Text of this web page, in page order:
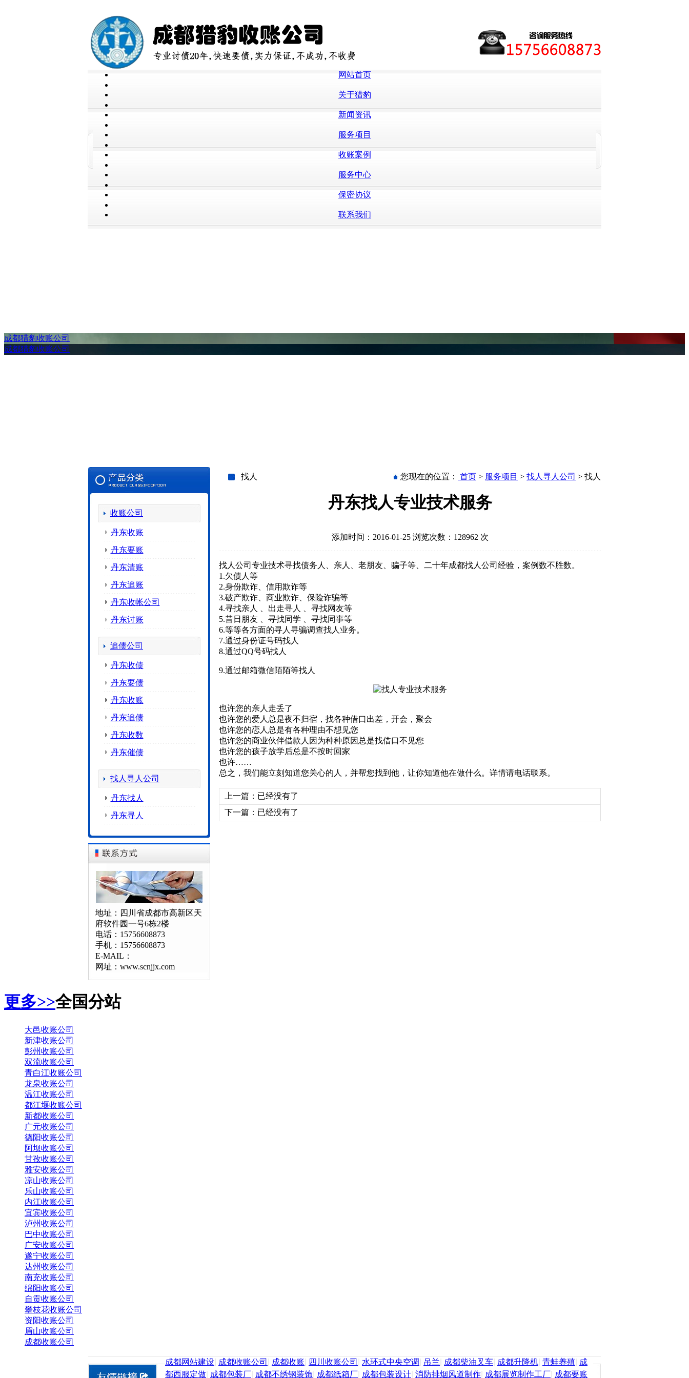
网站首页
关于猎豹
新闻资讯
服务项目
收账案例
服务中心
保密协议
联系我们
成都猎豹收账公司
成都猎豹收账公司
收账公司
丹东收账
丹东要账
丹东清账
丹东追账
丹东收帐公司
丹东讨账
追债公司
丹东收债
丹东要债
丹东收账
丹东追债
丹东收数
丹东催债
找人寻人公司
丹东找人
丹东寻人
地址：四川省成都市高新区天
府软件园一号6栋2楼
电话：15756608873
手机：15756608873
E-MAIL：
网址：www.scnjjx.com
找人 您现在的位置： 首页 > 服务项目 > 找人寻人公司 > 找人
丹东找人专业技术服务
添加时间：2016-01-25 浏览次数：128962 次
找人公司专业技术寻找债务人、亲人、老朋友、骗子等、二十年成都找人公司经验，案例数不胜数。
1.欠债人等
2.身份欺诈、信用欺诈等
3.破产欺诈、商业欺诈、保险诈骗等
4.寻找亲人 、出走寻人 、寻找网友等
5.昔日朋友 、寻找同学 、寻找同事等
6.等等各方面的寻人寻骗调查找人业务。
7.通过身份证号码找人
8.通过QQ号码找人
9.通过邮箱微信陌陌等找人
也许您的亲人走丢了
也许您的爱人总是夜不归宿，找各种借口出差，开会，聚会
也许您的恋人总是有各种理由不想见您
也许您的商业伙伴借款人因为种种原因总是找借口不见您
也许您的孩子放学后总是不按时回家
也许……
总之，我们能立刻知道您关心的人，并帮您找到他，让你知道他在做什么。详情请电话联系。
上一篇：已经没有了
下一篇：已经没有了
更多>>全国分站
大邑收账公司
新津收账公司
彭州收账公司
双流收账公司
青白江收账公司
龙泉收账公司
温江收账公司
都江堰收账公司
新都收账公司
广元收账公司
德阳收账公司
阿坝收账公司
甘孜收账公司
雅安收账公司
凉山收账公司
乐山收账公司
内江收账公司
宜宾收账公司
泸州收账公司
巴中收账公司
广安收账公司
遂宁收账公司
达州收账公司
南充收账公司
绵阳收账公司
自贡收账公司
攀枝花收账公司
资阳收账公司
眉山收账公司
成都收账公司
成都网站建设 成都收账公司 成都收账 四川收账公司 水环式中央空调 吊兰 成都柴油叉车 成都升降机 青蛙养殖
成
都西服定做 成都包装厂 成都不绣钢装饰 成都纸箱厂 成都包装设计 消防排烟风道制作 成都展览制作工厂 成都要账